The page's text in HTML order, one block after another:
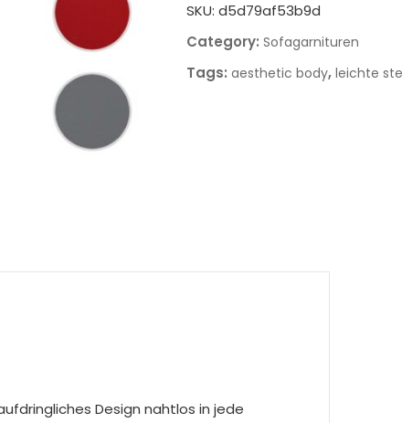
SKU: d5d79af53b9d
Category: Sofagarnituren
Tags: aesthetic body, leichte
Design nahtlos in jede